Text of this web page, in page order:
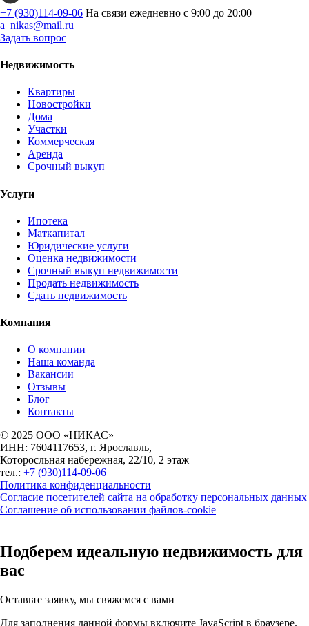
+7 (930)114-09-06 На связи ежедневно с 9:00 до 20:00
a_nikas@mail.ru
Задать вопрос
Недвижимость
Квартиры
Новостройки
Дома
Участки
Коммерческая
Аренда
Срочный выкуп
Услуги
Ипотека
Маткапитал
Юридические услуги
Оценка недвижимости
Срочный выкуп недвижимости
Продать недвижимость
Сдать недвижимость
Компания
О компании
Наша команда
Вакансии
Отзывы
Блог
Контакты
© 2025 ООО «НИКАС»
ИНН: 7604117653, г. Ярославль,
Которосльная набережная, 22/10, 2 этаж
тел.: +7 (930)114-09-06
Политика конфиденциальности
Согласие посетителей сайта на обработку персональных данных
Соглашение об использовании файлов-cookie
Подберем идеальную недвижимость для
вас
Оставьте заявку, мы свяжемся с вами
Для заполнения данной формы включите JavaScript в браузере.